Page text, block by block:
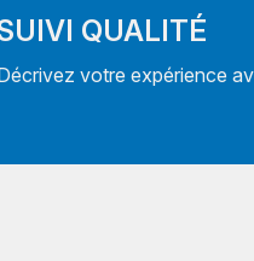
QUALITÉ
votre expérience